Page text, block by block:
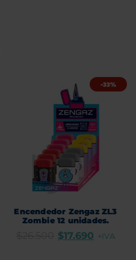
-33%
Encendedor Zengaz ZL3
Zombie 12 unidades.
$17.690 +IVA